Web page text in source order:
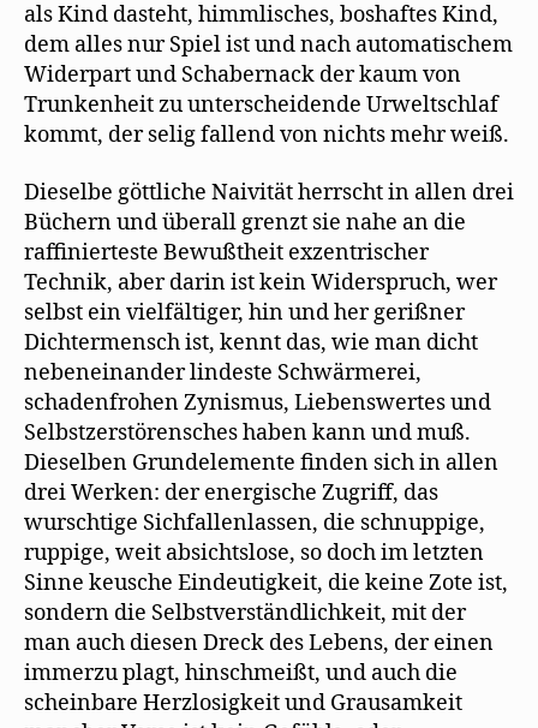
als Kind dasteht, himmlisches, boshaftes Kind,
dem alles nur Spiel ist und nach automatischem
Widerpart und Schabernack der kaum von
Trunkenheit zu unterscheidende Urweltschlaf
kommt, der selig fallend von nichts mehr weiß.
Dieselbe göttliche Naivität herrscht in allen drei
Büchern und überall grenzt sie nahe an die
raffinierteste Bewußtheit exzentrischer
Technik, aber darin ist kein Widerspruch, wer
selbst ein vielfältiger, hin und her gerißner
Dichtermensch ist, kennt das, wie man dicht
nebeneinander lindeste Schwärmerei,
schadenfrohen Zynismus, Liebenswertes und
Selbstzerstörensches haben kann und muß.
Dieselben Grundelemente finden sich in allen
drei Werken: der energische Zugriff, das
wurschtige Sichfallenlassen, die schnuppige,
ruppige, weit absichtslose, so doch im letzten
Sinne keusche Eindeutigkeit, die keine Zote ist,
sondern die Selbstverständlichkeit, mit der
man auch diesen Dreck des Lebens, der einen
immerzu plagt, hinschmeißt, und auch die
scheinbare Herzlosigkeit und Grausamkeit